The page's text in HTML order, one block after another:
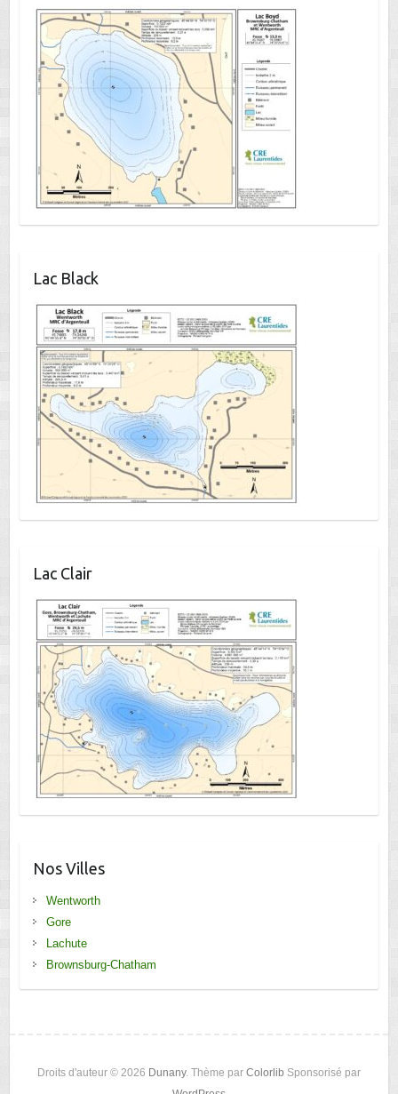
Lac Black
Lac Clair
Nos Villes
Wentworth
Gore
Lachute
Brownsburg-Chatham
Droits d'auteur © 2026 Dunany. Thème par Colorlib Sponsorisé par